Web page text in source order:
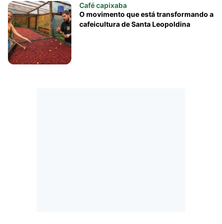
Café capixaba
O movimento que está transformando a
cafeicultura de Santa Leopoldina